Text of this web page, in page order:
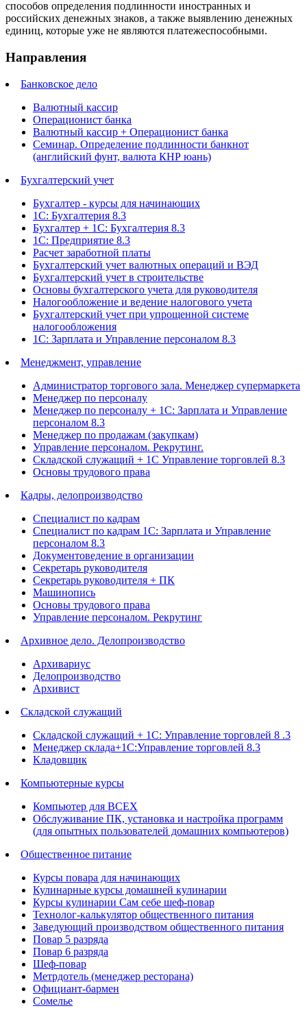
способов определения подлинности иностранных и
российских денежных знаков, а также выявлению денежных
единиц, которые уже не являются платежеспособными.
Направления
Банковское дело
Валютный кассир
Операционист банка
Валютный кассир + Операционист банка
Семинар. Определение подлинности банкнот
(английский фунт, валюта КНР юань)
Бухгалтерский учет
Бухгалтер - курсы для начинающих
1С: Бухгалтерия 8.3
Бухгалтер + 1С: Бухгалтерия 8.3
1С: Предприятие 8.3
Расчет заработной платы
Бухгалтерский учет валютных операций и ВЭД
Бухгалтерский учет в строительстве
Основы бухгалтерского учета для руководителя
Налогообложение и ведение налогового учета
Бухгалтерский учет при упрощенной системе
налогообложения
1С: Зарплата и Управление персоналом 8.3
Менеджмент, управление
Администратор торгового зала. Менеджер супермаркета
Менеджер по персоналу
Менеджер по персоналу + 1С: Зарплата и Управление
персоналом 8.3
Менеджер по продажам (закупкам)
Управление персоналом. Рекрутинг.
Складской служащий + 1С Управление торговлей 8.3
Основы трудового права
Кадры, делопроизводство
Специалист по кадрам
Специалист по кадрам 1С: Зарплата и Управление
персоналом 8.3
Документоведение в организации
Секретарь руководителя
Секретарь руководителя + ПК
Машинопись
Основы трудового права
Управление персоналом. Рекрутинг
Архивное дело. Делопроизводство
Архивариус
Делопроизводство
Архивист
Складской служащий
Складской служащий + 1С: Управление торговлей 8 .3
Менеджер склада+1С:Управление торговлей 8.3
Кладовщик
Компьютерные курсы
Компьютер для ВСЕХ
Обслуживание ПК, установка и настройка программ
(для опытных пользователей домашних компьютеров)
Общественное питание
Курсы повара для начинающих
Кулинарные курсы домашней кулинарии
Курсы кулинарии Сам себе шеф-повар
Технолог-калькулятор общественного питания
Заведующий производством общественного питания
Повар 5 разряда
Повар 6 разряда
Шеф-повар
Метрдотель (менеджер ресторана)
Официант-бармен
Сомелье